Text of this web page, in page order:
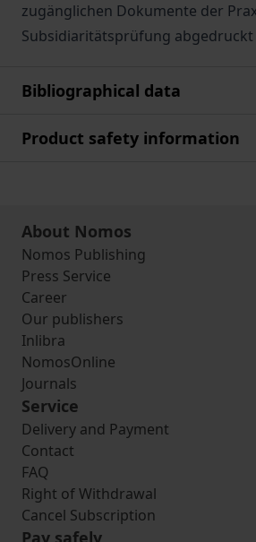
zugänglichen Dokumente der
Subsidiaritätsprüfung abgedruckt
Bibliographical data
Product safety information
About Nomos
Nomos Publishing
Press Service
Career
Our publishers
Inlibra
NomosOnline
Journals
Service
Delivery and Payment
Contact
FAQ
Right of Withdrawal
Cancel Subscription
Pay safely